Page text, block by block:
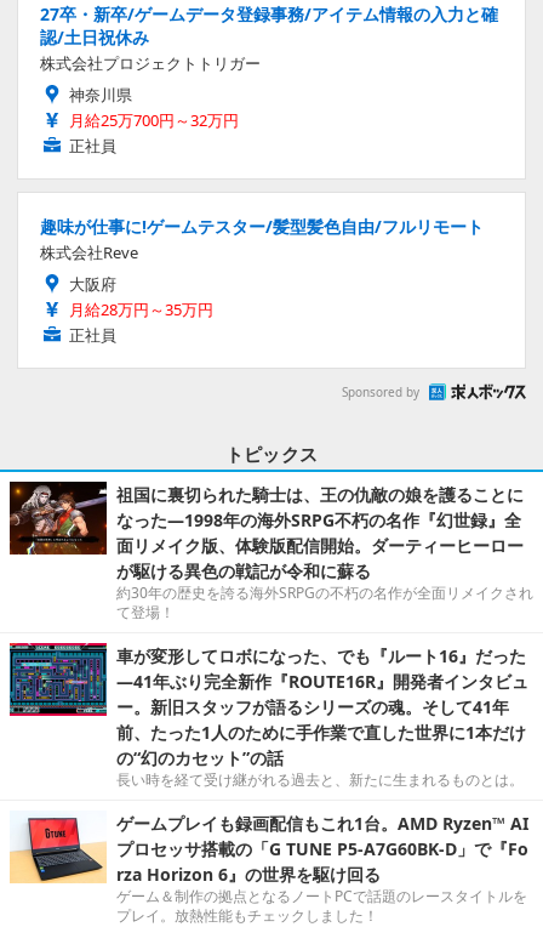
27卒・新卒/ゲームデータ登録事務/アイテム情報の入力と確
認/土日祝休み
株式会社プロジェクトトリガー
神奈川県
月給25万700円～32万円
正社員
趣味が仕事に!ゲームテスター/髪型髪色自由/フルリモート
株式会社Reve
大阪府
月給28万円～35万円
正社員
Sponsored by
トピックス
祖国に裏切られた騎士は、王の仇敵の娘を護ることに
なった―1998年の海外SRPG不朽の名作『幻世録』全
面リメイク版、体験版配信開始。ダーティーヒーロー
が駆ける異色の戦記が令和に蘇る
約30年の歴史を誇る海外SRPGの不朽の名作が全面リメイクされ
て登場！
車が変形してロボになった、でも『ルート16』だった
―41年ぶり完全新作『ROUTE16R』開発者インタビュ
ー。新旧スタッフが語るシリーズの魂。そして41年
前、たった1人のために手作業で直した世界に1本だけ
の“幻のカセット”の話
長い時を経て受け継がれる過去と、新たに生まれるものとは。
ゲームプレイも録画配信もこれ1台。AMD Ryzen™ AI
プロセッサ搭載の「G TUNE P5-A7G60BK-D」で『Fo
rza Horizon 6』の世界を駆け回る
ゲーム＆制作の拠点となるノートPCで話題のレースタイトルを
プレイ。放熱性能もチェックしました！